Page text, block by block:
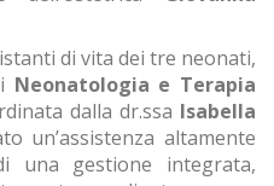
di vita dei tre neonati,
Neonatologia e Terapia
dalla dr.ssa Isabella
un’assistenza altamente
una gestione integrata,